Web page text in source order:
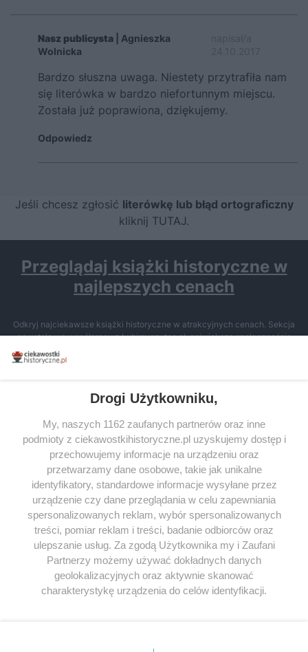
Nasz publicysta | Agnieszka
Wolnicka
Bardzo słuszna uwaga. Niestety przytrafiła nam
się literówka w bardzo niefortunnym miejscu.
Została już poprawiona, dziękujemy.
Odpowiedz
Jeśli chcesz zgłosić literówkę lub błąd ortograficzny
kliknij TUTAJ.
Przeglądaj książki historyczne w
najlepszych cenach
Odkryj najciekawsze książki historyczne w atrakcyjnych cenach. Sekcja
powstała we współpracy z Lubimyczytac.pl, największą społecznością
miłośników literatury w Polsce – dzięki temu możesz wybierać spośród
tytułów najwyżej ocenianych przez czytelników.
SERWIS
SPOŁECZNOŚĆ
WSPÓŁPRACA
KONTAKT
ODWIEDŹ RÓWNIEŻ:
Drogi Użytkowniku,
My, naszych 1162 zaufanych partnerów oraz inne
podmioty z ciekawostkihistoryczne.pl uzyskujemy dostęp i
przechowujemy informacje na urządzeniu oraz
przetwarzamy dane osobowe, takie jak unikalne
identyfikatory, standardowe informacje wysyłane przez
urządzenie czy dane przeglądania w celu zapewniania
spersonalizowanych reklam, wybór spersonalizowanych
treści, pomiar reklam i treści, badanie odbiorców oraz
ulepszanie usług. Za zgodą Użytkownika my i Zaufani
Partnerzy możemy używać dokładnych danych
geolokalizacyjnych oraz aktywnie skanować
charakterystykę urządzenia do celów identyfikacji.